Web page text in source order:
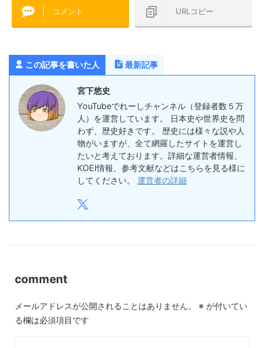
コメント URLコピー
この記事を書いた人 最新記事
宮下悠史
YouTubeでれーしチャンネル（登録者数５万
人）を運営しています。 日本史や世界史を問
わず、歴史好きです。 歴史には様々な説や人
物がいますが、全て網羅したサイトを運営し
たいと考えております。詳細な運営者情報、
KOEI情報、参考文献などはこちらを見る様に
してください。 運営者の詳細
comment
メールアドレスが公開されることはありません。 ※ が付いてい
る欄は必須項目です